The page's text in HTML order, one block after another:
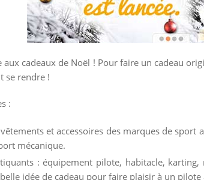
aux cadeaux de Noël ! Pour faire un cadeau
se rendre !
:
et accessoires des marques de
mécanique.
: équipement pilote, habitacle,
idée de cadeau pour faire plaisir à un pilote